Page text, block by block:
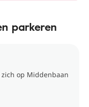
parkeren
op Middenbaan